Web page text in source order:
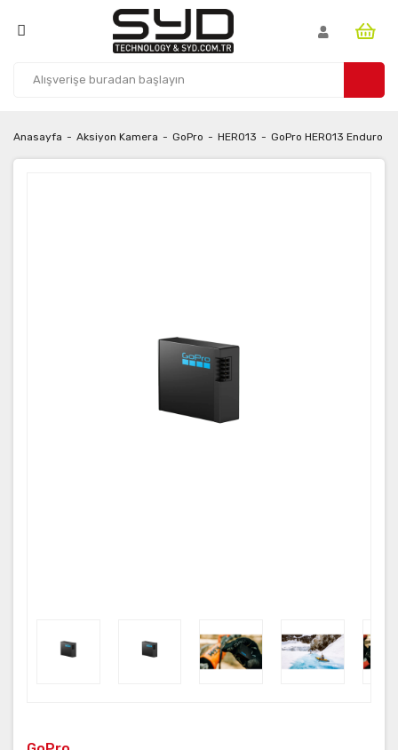
Anasayfa Aksiyon Kamera GoPro HERO13 GoPro HERO13 Enduro